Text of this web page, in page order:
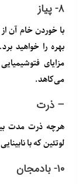
۸- پیاز
با خوردن خام آن
بهره را خواهید
مزایای
می‌کاهد.
– ذرت
هرچه ذرت مدت
لوتئین که با
۱۰- بادمجان